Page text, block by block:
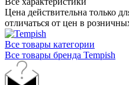
Цена действительна только
отличаться от цен в
Все товары категории
Все товары бренда Tempish